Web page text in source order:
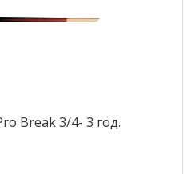
Break 3/4- 3 год.